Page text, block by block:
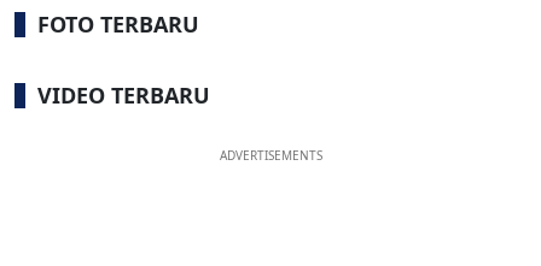
FOTO TERBARU
VIDEO TERBARU
ADVERTISEMENTS